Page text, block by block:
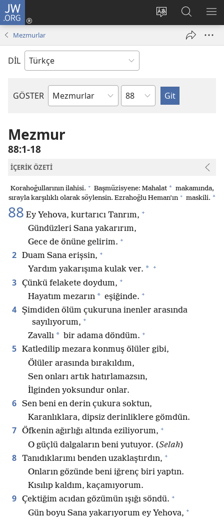
JW.ORG
Site
değiştir
Oturum
Aç
Sitede
Ara
Mezmurlar
DİL
GÖSTER
Kutsal
Bölüm
Mezmur
88:1-18
İÇERİK ÖZETİ
Korahoğullarının ilahisi. + Başmüzisyene: Mahalat * makamında,
sırayla karşılıklı olarak söylensin. Ezrahoğlu Heman’ın + maskili. *
88 Ey Yehova, kurtarıcı Tanrım, +
Gündüzleri Sana yakarırım,
Gece de önüne gelirim. +
2 Duam Sana erişsin, +
Yardım yakarışıma kulak ver. * +
3 Çünkü felakete doydum, +
Hayatım mezarın * eşiğinde. +
4 Şimdiden ölüm çukuruna inenler arasında
sayılıyorum, +
Zavallı * bir adama döndüm. +
5 Katledilip mezara konmuş ölüler gibi,
Ölüler arasında bırakıldım,
Sen onları artık hatırlamazsın,
İlginden yoksundur onlar.
6 Sen beni en derin çukura soktun,
Karanlıklara, dipsiz derinliklere gömdün.
7 Öfkenin ağırlığı altında eziliyorum, +
O güçlü dalgaların beni yutuyor. (Selah)
8 Tanıdıklarımı benden uzaklaştırdın, +
Onların gözünde beni iğrenç biri yaptın.
Kısılıp kaldım, kaçamıyorum.
9 Çektiğim acıdan gözümün ışığı söndü. +
Gün boyu Sana yakarıyorum ey Yehova, +